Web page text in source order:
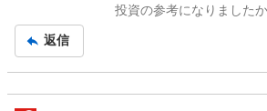
投資の参考になりましたか
返信